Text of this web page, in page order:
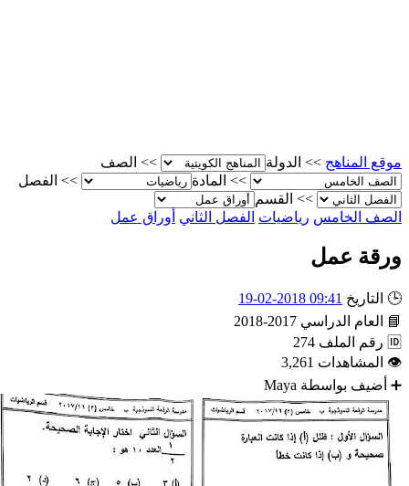
المناهج >> الدولة >> الصف
>> المادة >> الفصل
>> القسم
الخامس رياضيات الفصل الثاني أوراق عمل
عمل
التاريخ 09:41 2018-02-19
العام الدراسي 2017-2018
رقم الملف 274
المشاهدات 3,261
أضيف بواسطة Maya